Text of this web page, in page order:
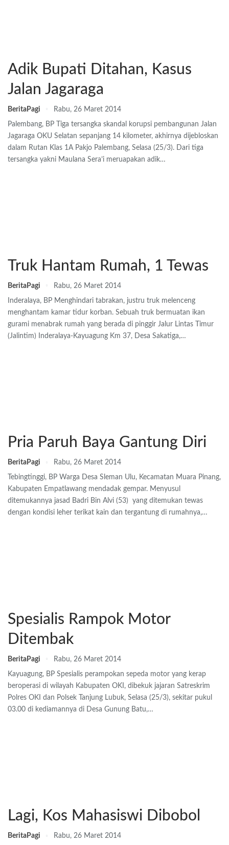
Adik Bupati Ditahan, Kasus
Jalan Jagaraga
BeritaPagi Rabu, 26 Maret 2014
Palembang, BP Tiga tersangka skandal korupsi pembangunan Jalan
Jagaraga OKU Selatan sepanjang 14 kilometer, akhirnya dijebloskan
dalam Rutan Klas 1A Pakjo Palembang, Selasa (25/3). Dari tiga
tersangka yakni Maulana Sera’i meruapakan adik…
Truk Hantam Rumah, 1 Tewas
BeritaPagi Rabu, 26 Maret 2014
Inderalaya, BP Menghindari tabrakan, justru truk melenceng
menghantam kamar tidur korban. Sebuah truk bermuatan ikan
gurami menabrak rumah yang berada di pinggir Jalur Lintas Timur
(Jalintim) Inderalaya-Kayuagung Km 37, Desa Sakatiga,…
Pria Paruh Baya Gantung Diri
BeritaPagi Rabu, 26 Maret 2014
Tebingtinggi, BP Warga Desa Sleman Ulu, Kecamatan Muara Pinang,
Kabupaten Empatlawang mendadak gempar. Menyusul
ditemukannya jasad Badri Bin Alvi (53) yang ditemukan tewas
dengan kondisi leher terikat kain dan tergantung di rumahnya,…
Spesialis Rampok Motor
Ditembak
BeritaPagi Rabu, 26 Maret 2014
Kayuagung, BP Spesialis perampokan sepeda motor yang kerap
beroperasi di wilayah Kabupaten OKI, dibekuk jajaran Satreskrim
Polres OKI dan Polsek Tanjung Lubuk, Selasa (25/3), sekitar pukul
03.00 di kediamannya di Desa Gunung Batu,…
Lagi, Kos Mahasiswi Dibobol
BeritaPagi Rabu, 26 Maret 2014